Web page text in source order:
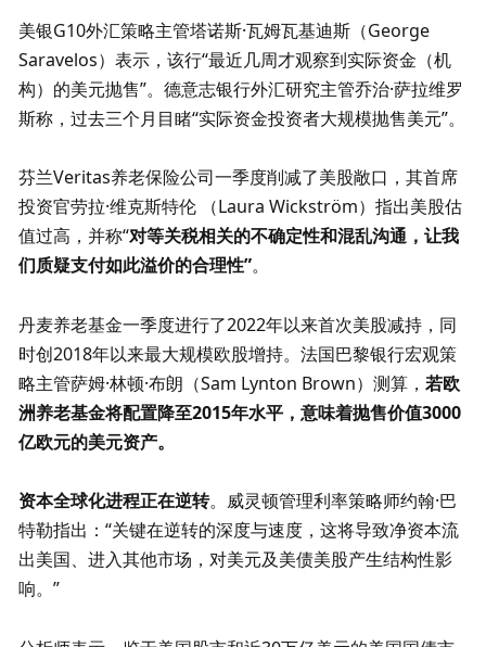
美银G10外汇策略主管塔诺斯·瓦姆瓦基迪斯（George
Saravelos）表示，该行“最近几周才观察到实际资金（机
构）的美元抛售”。德意志银行外汇研究主管乔治·萨拉维罗
斯称，过去三个月目睹“实际资金投资者大规模抛售美元”。
芬兰Veritas养老保险公司一季度削减了美股敞口，其首席
投资官劳拉·维克斯特伦 （Laura Wickström）指出美股估
值过高，并称“对等关税相关的不确定性和混乱沟通 ，让我
们质疑支付如此溢价的合理性”。
丹麦养老基金一季度进行了2022年以来首次美股减持，同
时创2018年以来最大规模欧股增持。法国巴黎银行宏观策
略主管萨姆·林顿·布朗（Sam Lynton Brown）测算，若欧
洲养老基金将配置降至2015年水平，意味着抛售价值3000
亿欧元的美元资产。
资本全球化进程正在逆转。威灵顿管理利率策略师约翰·巴
特勒指出：“关键在逆转的深度与速度，这将导致净资本流
出美国、进入其他市场，对美元及美债美股产生结构性影
响。”